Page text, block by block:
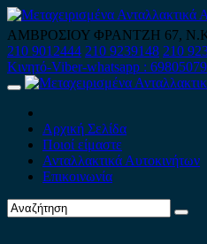
Skip
to
content
ΑΜΒΡΟΣΙΟΥ ΦΡΑΝΤΖΗ 67,
210 9012444 210 9239148 210
Κινητό-Viber-whatsapp :
Primary
Αρχική Σελίδα
Ποιοί είμαστε
Ανταλλακτικά Αυτοκινήτων
Επικοινωνία